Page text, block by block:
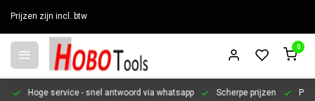
Prijzen zijn incl. btw
0
Hoge service- snel antwoord via whatsapp Scherpe prijzen